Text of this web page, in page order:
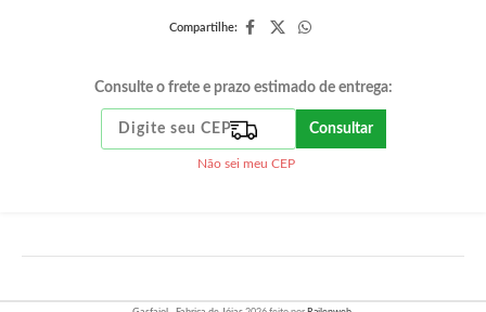
Compartilhe:
Consulte o frete e prazo estimado de entrega:
Consultar
Não sei meu CEP